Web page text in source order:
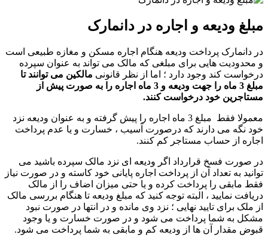
مبلغ ودیعه و اجاره در دانمارک
در دانمارک پرداخت ودیعه هنگام اجاره مسکن و مغازه طبیعی است
و محدودیت هایی برای مبلغی که مالک می تواند به عنوان سپرده
درخواست کند وجود دارد ؛ اما از نظر قانونی مالکین می توانند تا
مبلغ 3 ماه را جهت ودیعه و 3 ماه اجاره را به صورت پیش از
مستاجرین خود درخواست کنند.
معمولا فقط مبلغ 3 ماه اجاره را پیش گرفته و به عنوان ودیعه نزد
خود نگه می دارند که درصورت آسیب ، خسارت و یا عدم پرداخت
اجاره از حساب مستاجر کم کنند.
در صورت فسخ قرارداد اگر ودیعه ای نزد مالک سپرده باشید می
توانید به تعداد آن از پرداخت اجاره پایانی خود کاسته و در صورت نیاز
فقط مابقی را پرداخت کرده و یا حتی میزان اضاف را از مالک
دریافت نمایید ، البته توجه کنید که مبلغ ودیعه تا هنگام بررسی مالک
از ملک برای تایید نهایی ؛ نزد وی مانده و در انتها در صورت نبود
مشکل به شما پرداخت می شود و در صورت خسارت و یا وجود
قبوض مقدار آن ها از ودیعه کم و مابقی به شما پرداخت می شود.